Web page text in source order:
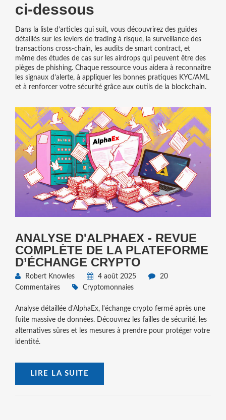
ci‑dessous
Dans la liste d’articles qui suit, vous découvrirez des guides
détaillés sur les leviers de trading à risque, la surveillance des
transactions cross‑chain, les audits de smart contract, et
même des études de cas sur les airdrops qui peuvent être des
pièges de phishing. Chaque ressource vous aidera à reconnaître
les signaux d’alerte, à appliquer les bonnes pratiques KYC/AML
et à renforcer votre sécurité grâce aux outils de la blockchain.
ANALYSE D'ALPHAEX - REVUE
COMPLÈTE DE LA PLATEFORME
D’ÉCHANGE CRYPTO
Robert Knowles 4 août 2025
20
Commentaires
Cryptomonnaies
Analyse détaillée d'AlphaEx, l'échange crypto fermé après une
fuite massive de données. Découvrez les failles de sécurité, les
alternatives sûres et les mesures à prendre pour protéger votre
identité.
LIRE LA SUITE